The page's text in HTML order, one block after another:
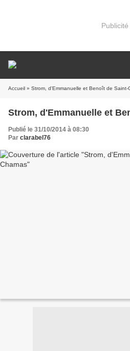
Publicité
Accueil » Strom, d'Emmanuelle et Benoît de Saint-
Strom, d'Emmanuelle et
Publié le 31/10/2014 à 08:30
Par clarabel76